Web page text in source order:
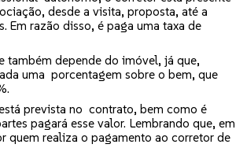
desde a visita, proposta, até a
Em razão disso, é paga uma taxa de
também depende do imóvel, já que,
uma porcentagem sobre o bem, que
prevista no contrato, bem como é
pagará esse valor. Lembrando que, em
quem realiza o pagamento ao corretor de